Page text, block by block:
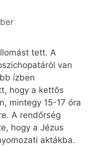
tett. A
van
ízben
hogy a kettős
mintegy 15-17 óra
A rendőrség
hogy a Jézus
aktákba.